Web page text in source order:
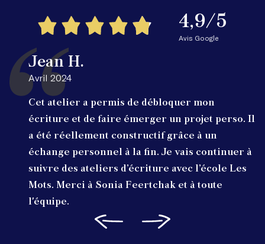
4,9/5
Avis Google
Jean H.
Avril 2024
Cet atelier a permis de débloquer mon
écriture et de faire émerger un projet perso. Il
a été réellement constructif grâce à un
échange personnel à la fin. Je vais continuer à
suivre des ateliers d’écriture avec l’école Les
Mots. Merci à Sonia Feertchak et à toute
l'équipe.